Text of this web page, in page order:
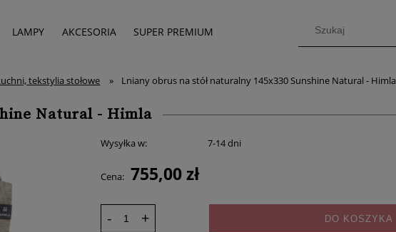
LAMPY AKCESORIA SUPER PREMIUM
tekstylia stołowe » Lniany obrus na stół naturalny 145x330 Sunshine Natural - Himla
Natural - Himla
Wysyłka w: 7-14 dni
Cena: 755,00 zł
- + DO KOSZYKA